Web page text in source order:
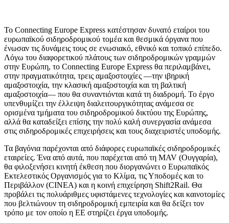
Το Connecting Europe Express κατέστησαν δυνατό εταίροι του
ευρωπαϊκού σιδηροδρομικού τομέα και θεσμικά όργανα που
ένωσαν τις δυνάμεις τους σε ενωσιακό, εθνικό και τοπικό επίπεδο.
Λόγω του διαφορετικού πλάτους των σιδηροδρομικών γραμμών
στην Ευρώπη, το Connecting Europe Express θα περιλαμβάνει,
στην πραγματικότητα, τρεις αμαξοστοιχίες —την ιβηρική
αμαξοστοιχία, την κλασική αμαξοστοιχία και τη βαλτική
αμαξοστοιχία— που θα συναντιόνται κατά τη διαδρομή. Το έργο
υπενθυμίζει την έλλειψη διαλειτουργικότητας ανάμεσα σε
ορισμένα τμήματα του σιδηροδρομικού δικτύου της Ευρώπης,
αλλά θα καταδείξει επίσης την πολύ καλή συνεργασία ανάμεσα
στις σιδηροδρομικές επιχειρήσεις και τους διαχειριστές υποδομής.
Τα βαγόνια παρέχονται από διάφορες ευρωπαϊκές σιδηροδρομικές
εταιρείες. Ένα από αυτά, που παρέχεται από τη MAV (Ουγγαρία),
θα φιλοξενήσει κινητή έκθεση που διοργανώνει ο Ευρωπαϊκός
Εκτελεστικός Οργανισμός για το Κλίμα, τις Υποδομές και το
Περιβάλλον (CINEA) και η κοινή επιχείρηση Shift2Rail. Θα
προβάλει τις πολυάριθμες υφιστάμενες τεχνολογίες και καινοτομίες
που βελτιώνουν τη σιδηροδρομική εμπειρία και θα δείξει τον
τρόπο με τον οποίο η ΕΕ στηρίζει έργα υποδομής.